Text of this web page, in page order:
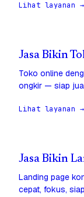
Lihat layanan →
Jasa Bikin
Toko online
ongkir — siap
Lihat layanan →
Jasa Bikin
Landing page
cepat, fokus,